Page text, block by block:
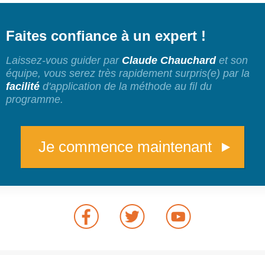
Faites confiance à un expert !
Laissez-vous guider par Claude Chauchardet son
équipe, vous serez très rapidement surpris(e) par la
facilité d'application de la méthode au fil du
programme.
Je commence maintenant